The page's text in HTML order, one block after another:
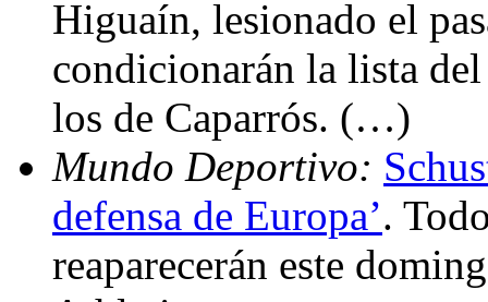
Higuaín, lesionado el
condicionarán la lista
los de Caparrós. (…)
Mundo Deportivo:
defensa de Europa’.
reaparecerán este